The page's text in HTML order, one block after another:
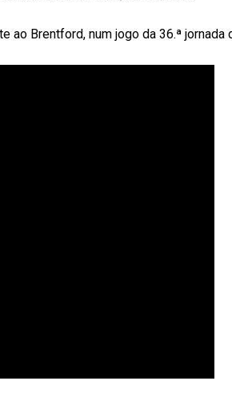
Brentford, num jogo da 36.ª jornada